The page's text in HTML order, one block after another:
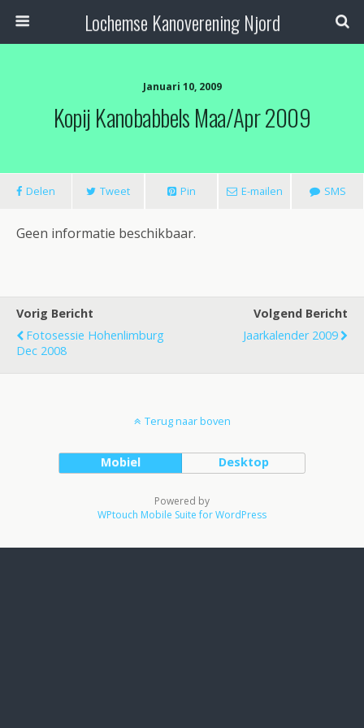
Lochemse Kanoverening Njord
Januari 10, 2009
Kopij Kanobabbels Maa/Apr 2009
Delen Tweet Pin E-mailen SMS
Geen informatie beschikbaar.
Vorig Bericht
Fotosessie Hohenlimburg
Dec 2008
Volgend Bericht
Jaarkalender 2009
Terug naar boven
Mobiel Desktop
Powered by
WPtouch Mobile Suite for WordPress